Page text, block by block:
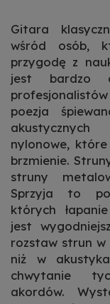
Gitara
wśród osób,
przygodę z
jest bardzo
poezja
nylonowe, które
brzmienie.
struny
Sprzyja to
których
jest
rozstaw strun w
niż w
chwytanie
akordów.